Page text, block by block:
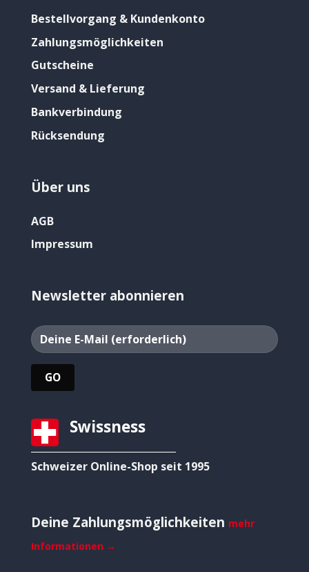
Bestellvorgang & Kundenkonto
Zahlungsmöglichkeiten
Gutscheine
Versand & Lieferung
Bankverbindung
Rücksendung
Über uns
AGB
Impressum
Newsletter abonnieren
Swissness
Schweizer Online-Shop seit 1995
Deine Zahlungsmöglichkeiten mehr
Informationen →